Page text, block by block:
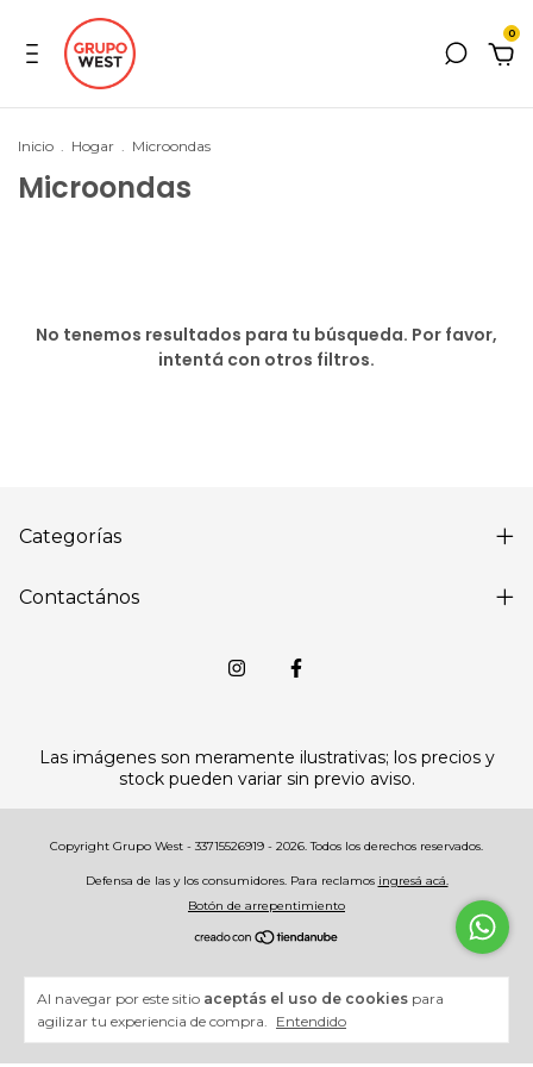
0
Al navegar por este sitio aceptás el uso de cookies para
agilizar tu experiencia de compra. Entendido
Inicio . Hogar . Microondas
Microondas
No tenemos resultados para tu búsqueda. Por favor,
intentá con otros filtros.
Categorías
Contactános
Las imágenes son meramente ilustrativas; los precios y
stock pueden variar sin previo aviso.
Copyright Grupo West - 33715526919 - 2026. Todos los derechos reservados.
Defensa de las y los consumidores. Para reclamos ingresá acá.
Botón de arrepentimiento